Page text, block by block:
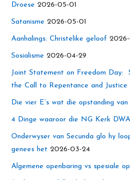
Droese 2026-05-01
Satanisme 2026-05-01
Aanhalings: Christelike geloof
Sosialisme 2026-04-29
Joint Statement on Freedom Day:
the Call to Repentance and Justice
Die vier E’s wat die opstanding van
4 Dinge waaroor die NG Kerk
Onderwyser van Secunda glo hy
genees het 2026-03-24
Algemene openbaring vs spesiale